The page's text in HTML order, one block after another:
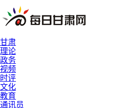
甘肃
理论
政务
视频
时评
文化
教育
通讯员